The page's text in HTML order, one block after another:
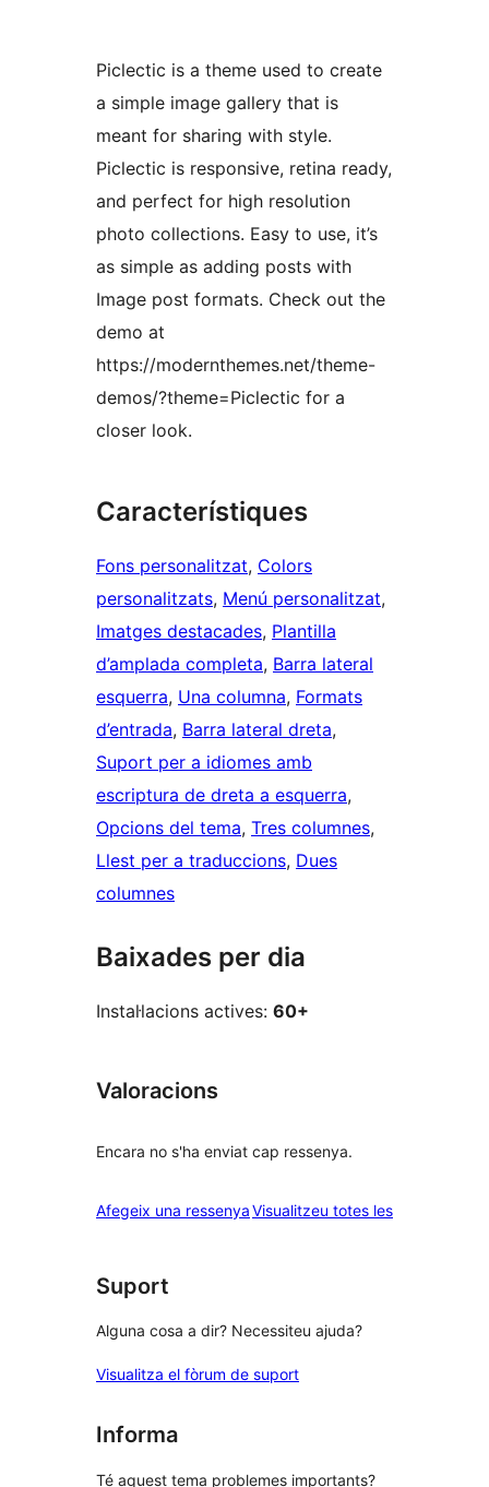
Piclectic is a theme used to create
a simple image gallery that is
meant for sharing with style.
Piclectic is responsive, retina ready,
and perfect for high resolution
photo collections. Easy to use, it’s
as simple as adding posts with
Image post formats. Check out the
demo at
https://modernthemes.net/theme-
demos/?theme=Piclectic for a
closer look.
Característiques
Fons personalitzat, Colors
personalitzats, Menú personalitzat
Imatges destacades, Plantilla
d’amplada completa, Barra lateral
esquerra, Una columna, Formats
d’entrada, Barra lateral dreta
Suport per a idiomes amb
escriptura de dreta a esquerra
Opcions del tema, Tres columnes
Llest per a traduccions, Dues
columnes
Baixades per dia
Instal·lacions actives: 60+
Valoracions
Encara no s'ha enviat cap ressenya.
Afegeix una ressenyaVisualitzeu totes lesressenyes
Suport
Alguna cosa a dir? Necessiteu ajuda?
Visualitza el fòrum de suport
Informa
Té aquest tema problemes importants?